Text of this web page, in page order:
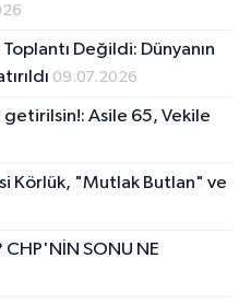
Değildi: Dünyanın
09.07.2026
getirilsin!: Asile 65, Vekile
Körlük, "Mutlak Butlan" ve
CHP'NİN SONU NE